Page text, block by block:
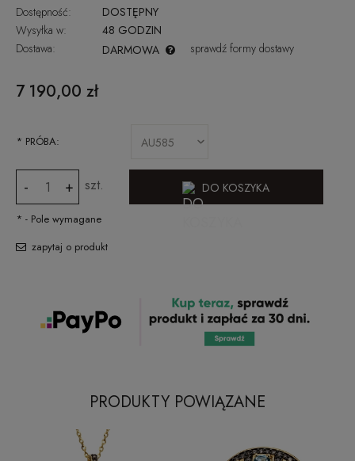
Dostępność:
DOSTĘPNY
Wysyłka w:
48 GODZIN
Dostawa:
DARMOWA sprawdź formy dostawy
7 190,00 zł
* PRÓBA:
- + szt. DO KOSZYKA
* - Pole wymagane
zapytaj o produkt
PRODUKTY POWIĄZANE